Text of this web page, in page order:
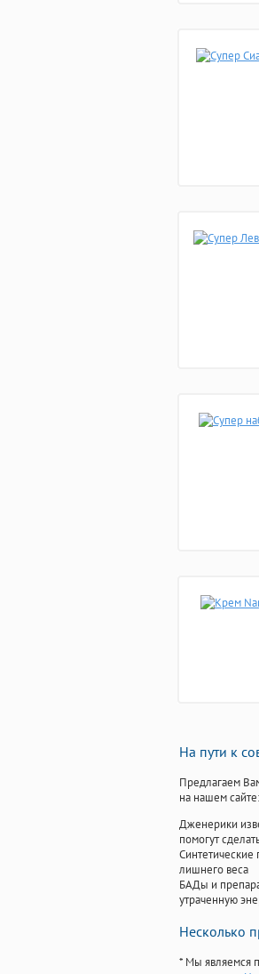
На пути к
Предлагаем
на нашем сайте:
Дженерики
помогут
лишнего веса
БАДы и
утраченную
Несколько
* Мы являемся